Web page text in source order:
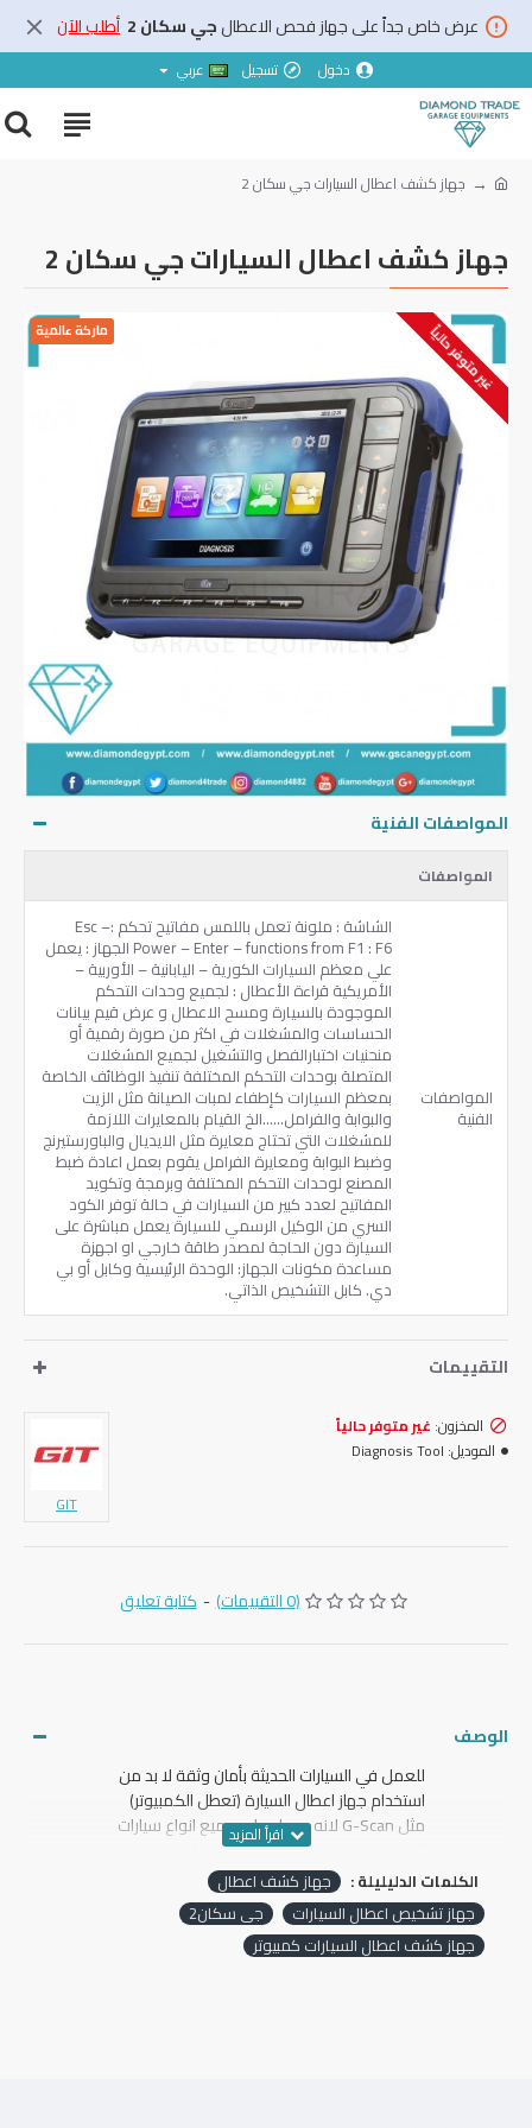
عرض خاص جداً على جهاز فحص الاعطالجي سكان 2 أطلب الآن
دخول تسجيل عربي
جهاز كشف اعطال السيارات جي سكان 2
جهاز كشف اعطال السيارات جي سكان 2
خصم خاص جداً ماركة عالمية غير متوفر حالياً
المواصفات الفنية
المواصفات
المواصفات
الفنية
الشاشة : ملونة تعمل باللمس مفاتيح تحكم :Esc –
Power – Enter – functions from F1 : F6 الجهاز : يعمل
علي معظم السيارات الكورية – اليابانية – الأوربية –
الأمريكية قراءة الأعطال : لجميع وحدات التحكم
الموجودة بالسيارة ومسح الاعطال و عرض قيم بيانات
الحساسات والمشغلات في اكثر من صورة رقمية أو
منحنيات اختبارالفصل والتشغيل لجميع المشغلات
المتصلة بوحدات التحكم المختلفة تنفيذ الوظائف الخاصة
بمعظم السيارات كإطفاء لمبات الصيانة مثل الزيت
والبوابة والفرامل……الخ القيام بالمعايرات اللازمة
للمشغلات التي تحتاج معايرة مثل الايديال والباورستيرنج
وضبط البوابة ومعايرة الفرامل يقوم بعمل اعادة ضبط
المصنع لوحدات التحكم المختلفة وبرمجة وتكويد
المفاتيح لعدد كبير من السيارات في حالة توفر الكود
السري من الوكيل الرسمي للسيارة يعمل مباشرة على
السيارة دون الحاجة لمصدر طاقة خارجي او اجهزة
مساعدة مكونات الجهاز: الوحدة الرئيسية وكابل أو بي
دي. كابل التشخيص الذاتي.
التقييمات
المخزون: غير متوفر حالياً
الموديل: Diagnosis Tool
GIT
(0 التقييمات) - كتابة تعليق
الوصف
للعمل في السيارات الحديثة بأمان وثقة لا بد من
استخدام جهاز اعطال السيارة (تعطل الكمبيوتر)
مثل G-Scan لانه يعمل على جميع انواع سيارات
الملاكي والنقل الخفيف والميكروباص ويغطي
جميع انظمتها (موتور – جير اوتوماتيك – المكابح
المانعة للانغلاق – عزم الدوران – لوحة القيادة)
Scan يمنح العميل الثقة في ورشة العمل
الكلمات الدليليلة :
جهاز كشف اعطال
جهاز تشخيص اعطال السيارات
جى سكان2
جهاز كشف اعطال السيارات كمبيوتر